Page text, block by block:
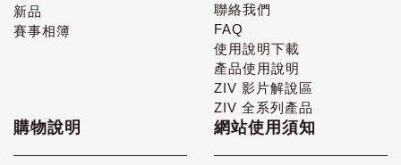
新品
賽事相簿
聯絡我們
FAQ
使用說明下載
產品使用說明
ZIV 影片解說區
ZIV 全系列產品
購物說明 網站使用須知